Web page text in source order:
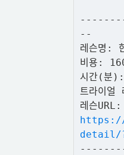
--
레슨명:
비용:
시간(분
트라이얼
레슨URL:
detail/